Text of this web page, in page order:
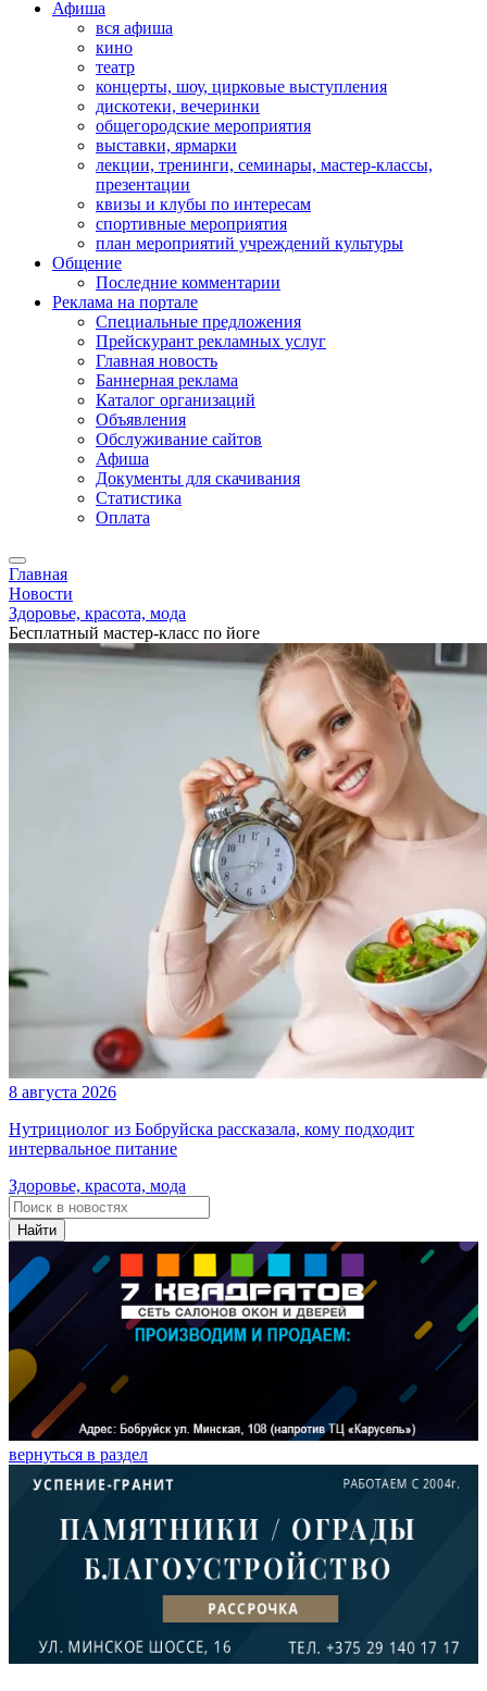
Афиша
вся афиша
кино
театр
концерты, шоу, цирковые выступления
дискотеки, вечеринки
общегородские мероприятия
выставки, ярмарки
лекции, тренинги, семинары, мастер-классы,
презентации
квизы и клубы по интересам
спортивные мероприятия
план мероприятий учреждений культуры
Общение
Последние комментарии
Реклама на портале
Специальные предложения
Прейскурант рекламных услуг
Главная новость
Баннерная реклама
Каталог организаций
Объявления
Обслуживание сайтов
Афиша
Документы для скачивания
Статистика
Оплата
Главная
Новости
Здоровье, красота, мода
Бесплатный мастер-класс по йоге
8 августа 2026
Нутрициолог из Бобруйска рассказала, кому подходит
интервальное питание
Здоровье, красота, мода
Найти
вернуться в раздел